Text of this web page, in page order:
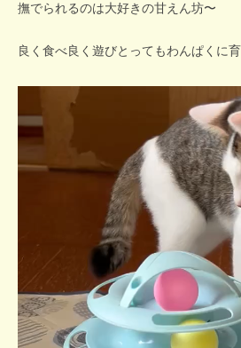
撫でられるのは大好きの甘えん坊〜
良く食べ良く遊びとってもわんぱくに